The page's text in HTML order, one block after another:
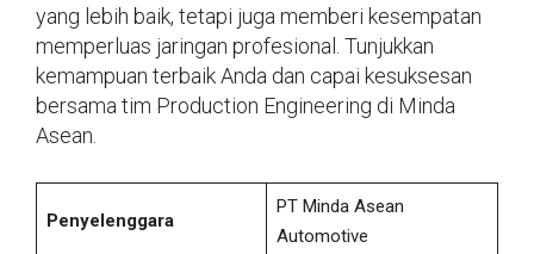
yang lebih baik, tetapi juga memberi kesempatan
memperluas jaringan profesional. Tunjukkan
kemampuan terbaik Anda dan capai kesuksesan
bersama tim Production Engineering di Minda
Asean.
Penyelenggara
PT Minda Asean
Automotive